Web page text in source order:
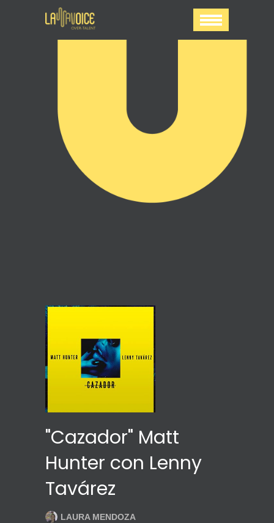
"Cazador" Matt
Hunter con Lenny
Tavárez
LAURA MENDOZA